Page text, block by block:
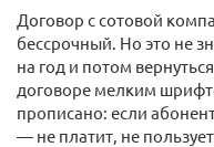
Договор с сотовой
бессрочный. Но это не
на год и потом
договоре мелким
прописано: если
— не платит, не